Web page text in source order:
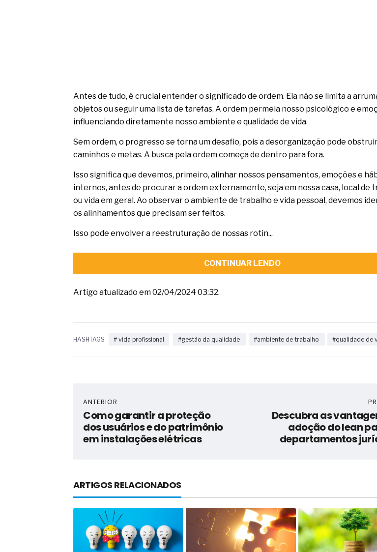
Antes de tudo, é crucial entender o significado de ordem. Ela não se limita a
objetos ou seguir uma lista de tarefas. A ordem permeia nosso psicológico e
influenciando diretamente nosso ambiente e qualidade de vida.
Sem ordem, o progresso se torna um desafio, pois a desorganização pode
caminhos e metas. A busca pela ordem começa de dentro para fora.
Isso significa que devemos, primeiro, alinhar nossos pensamentos, emoções e
internos, antes de procurar a ordem externamente, seja em nossa casa, local de
ou vida em geral. Ao observar o ambiente de trabalho e vida pessoal, devemos
os alinhamentos que precisam ser feitos.
Isso pode envolver a reestruturação de nossas rotin...
CONTINUAR LENDO
Artigo atualizado em 02/04/2024 03:32.
HASHTAGS # vida profissional #gestão da qualidade #ambiente de trabalho #qualidade de
ANTERIOR
Como garantir a proteção
dos usuários e do patrimônio
em instalações elétricas
Descubra as
adoção do lean
departamentos
ARTIGOS RELACIONADOS